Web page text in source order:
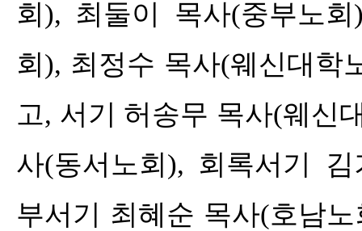
회), 최둘이 목사(중부노회
회), 최정수 목사(웨신대학
고, 서기 허송무 목사(웨신
사(동서노회), 회록서기
부서기 최혜순 목사(호남노